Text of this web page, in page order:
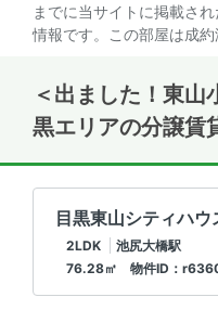
までに当サイトに掲載さ
情報です。この部屋は成約
＜出ました！東山
黒エリアの分譲賃
目黒東山シティハウ
2LDK
池尻大橋駅
76.28㎡ 物件ID：